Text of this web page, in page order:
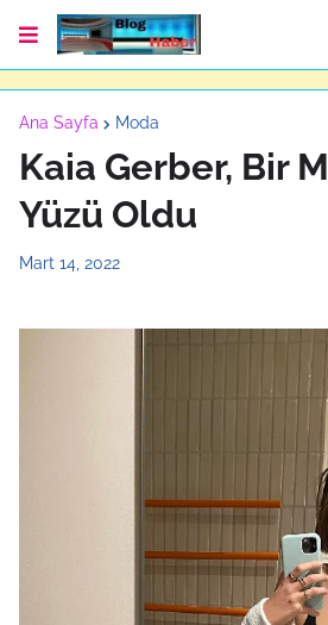
Ana Sayfa Moda
Kaia Gerber, Bir
Yüzü Oldu
Mart 14, 2022